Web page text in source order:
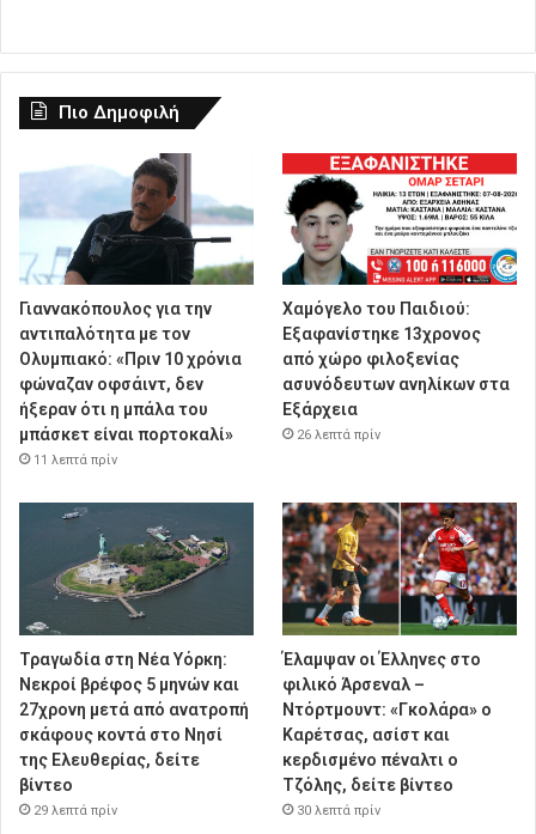
Πιο Δημοφιλή
Γιαννακόπουλος για την
αντιπαλότητα με τον
Ολυμπιακό: «Πριν 10 χρόνια
φώναζαν οφσάιντ, δεν
ήξεραν ότι η μπάλα του
μπάσκετ είναι πορτοκαλί»
11 λεπτά πρίν
Χαμόγελο του Παιδιού:
Εξαφανίστηκε 13χρονος
από χώρο φιλοξενίας
ασυνόδευτων ανηλίκων στα
Εξάρχεια
26 λεπτά πρίν
Τραγωδία στη Νέα Υόρκη:
Νεκροί βρέφος 5 μηνών και
27χρονη μετά από ανατροπή
σκάφους κοντά στο Νησί
της Ελευθερίας, δείτε
βίντεο
29 λεπτά πρίν
Έλαμψαν οι Έλληνες στο
φιλικό Άρσεναλ –
Ντόρτμουντ: «Γκολάρα» ο
Καρέτσας, ασίστ και
κερδισμένο πέναλτι ο
Τζόλης, δείτε βίντεο
30 λεπτά πρίν